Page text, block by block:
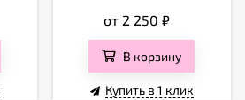
от 2 250 ₽
В корзину
Купить в 1 клик